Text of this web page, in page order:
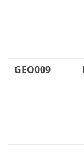
GEO009